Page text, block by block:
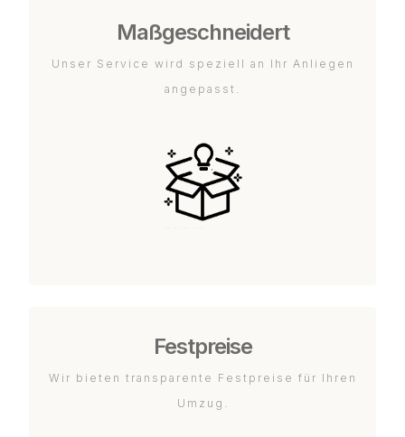
Maßgeschneidert
Unser Service wird speziell an Ihr Anliegen
angepasst.
Festpreise
Wir bieten transparente Festpreise für Ihren
Umzug.